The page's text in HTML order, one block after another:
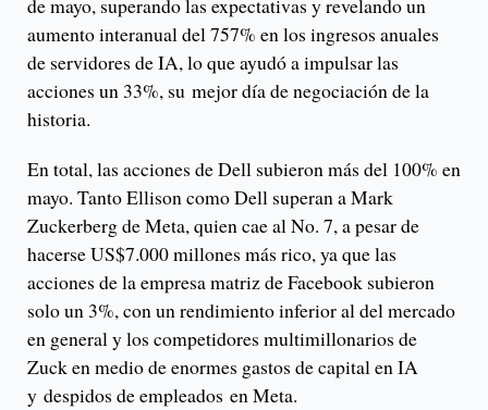
aumento interanual del 757% en los ingresos anuales
de servidores de IA, lo que ayudó a impulsar las
acciones un 33%, su mejor día de negociación de la
historia.
En total, las acciones de Dell subieron más del 100% en
mayo. Tanto Ellison como Dell superan a Mark
Zuckerberg de Meta, quien cae al No. 7, a pesar de
hacerse US$7.000 millones más rico, ya que las
acciones de la empresa matriz de Facebook subieron
solo un 3%, con un rendimiento inferior al del mercado
en general y los competidores multimillonarios de
Zuck en medio de enormes gastos de capital en IA
y despidos de empleados en Meta.